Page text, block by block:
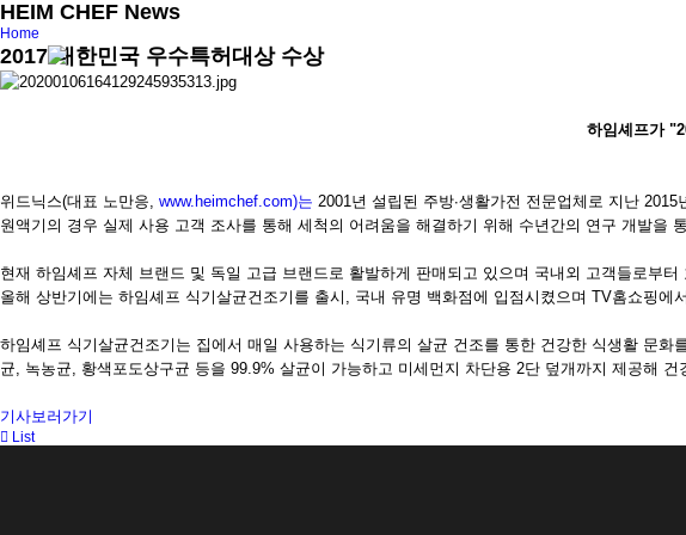
HEIM CHEF News
Home
2017 대한민국 우수특허대상 수상
하임셰프가
위드닉스(대표 노만응, www.heimchef.com)는 2001년 설립된 주방∙생활가전 전문업체로 지난
원액기의 경우 실제 사용 고객 조사를 통해 세척의 어려움을 해결하기 위해 수년간의 연구 개발을
현재 하임셰프 자체 브랜드 및 독일 고급 브랜드로 활발하게 판매되고 있으며 국내외 고객들로부터
올해 상반기에는 하임셰프 식기살균건조기를 출시, 국내 유명 백화점에 입점시켰으며 TV홈쇼핑
하임셰프 식기살균건조기는 집에서 매일 사용하는 식기류의 살균 건조를 통한 건강한 식생활 문
균, 녹농균, 황색포도상구균 등을 99.9% 살균이 가능하고 미세먼지 차단용 2단 덮개까지 제공해
기사보러가기
List